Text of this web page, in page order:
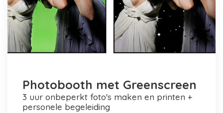
Photobooth met Greenscreen
3 uur onbeperkt foto's maken en printen +
personele begeleiding